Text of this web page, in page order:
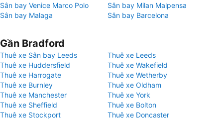
Sân bay Venice Marco Polo
Sân bay Milan Malpensa
Sân bay Malaga
Sân bay Barcelona
Gần Bradford
Thuê xe Sân bay Leeds
Thuê xe Leeds
Thuê xe Huddersfield
Thuê xe Wakefield
Thuê xe Harrogate
Thuê xe Wetherby
Thuê xe Burnley
Thuê xe Oldham
Thuê xe Manchester
Thuê xe York
Thuê xe Sheffield
Thuê xe Bolton
Thuê xe Stockport
Thuê xe Doncaster